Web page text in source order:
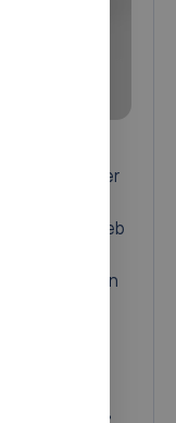
mit hoher
und
Ihrem Betrieb
Syncore
Sie erhalten
die
in einen
hin zum
sorgt,